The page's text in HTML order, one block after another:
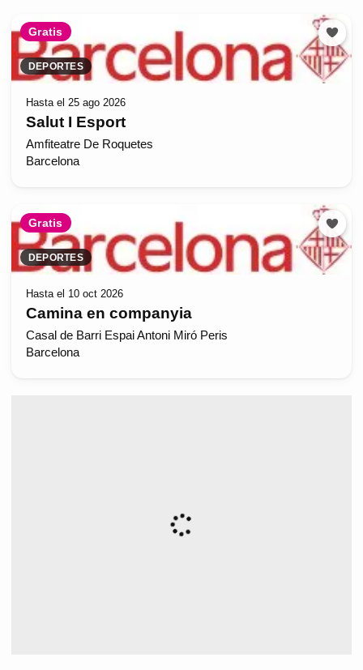
Gratis
DEPORTES
Hasta el 25 ago 2026
Salut I Esport
Amfiteatre De Roquetes
Barcelona
Gratis
DEPORTES
Hasta el 10 oct 2026
Camina en companyia
Casal de Barri Espai Antoni Miró Peris
Barcelona